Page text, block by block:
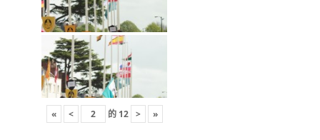
« < 的 12 > »